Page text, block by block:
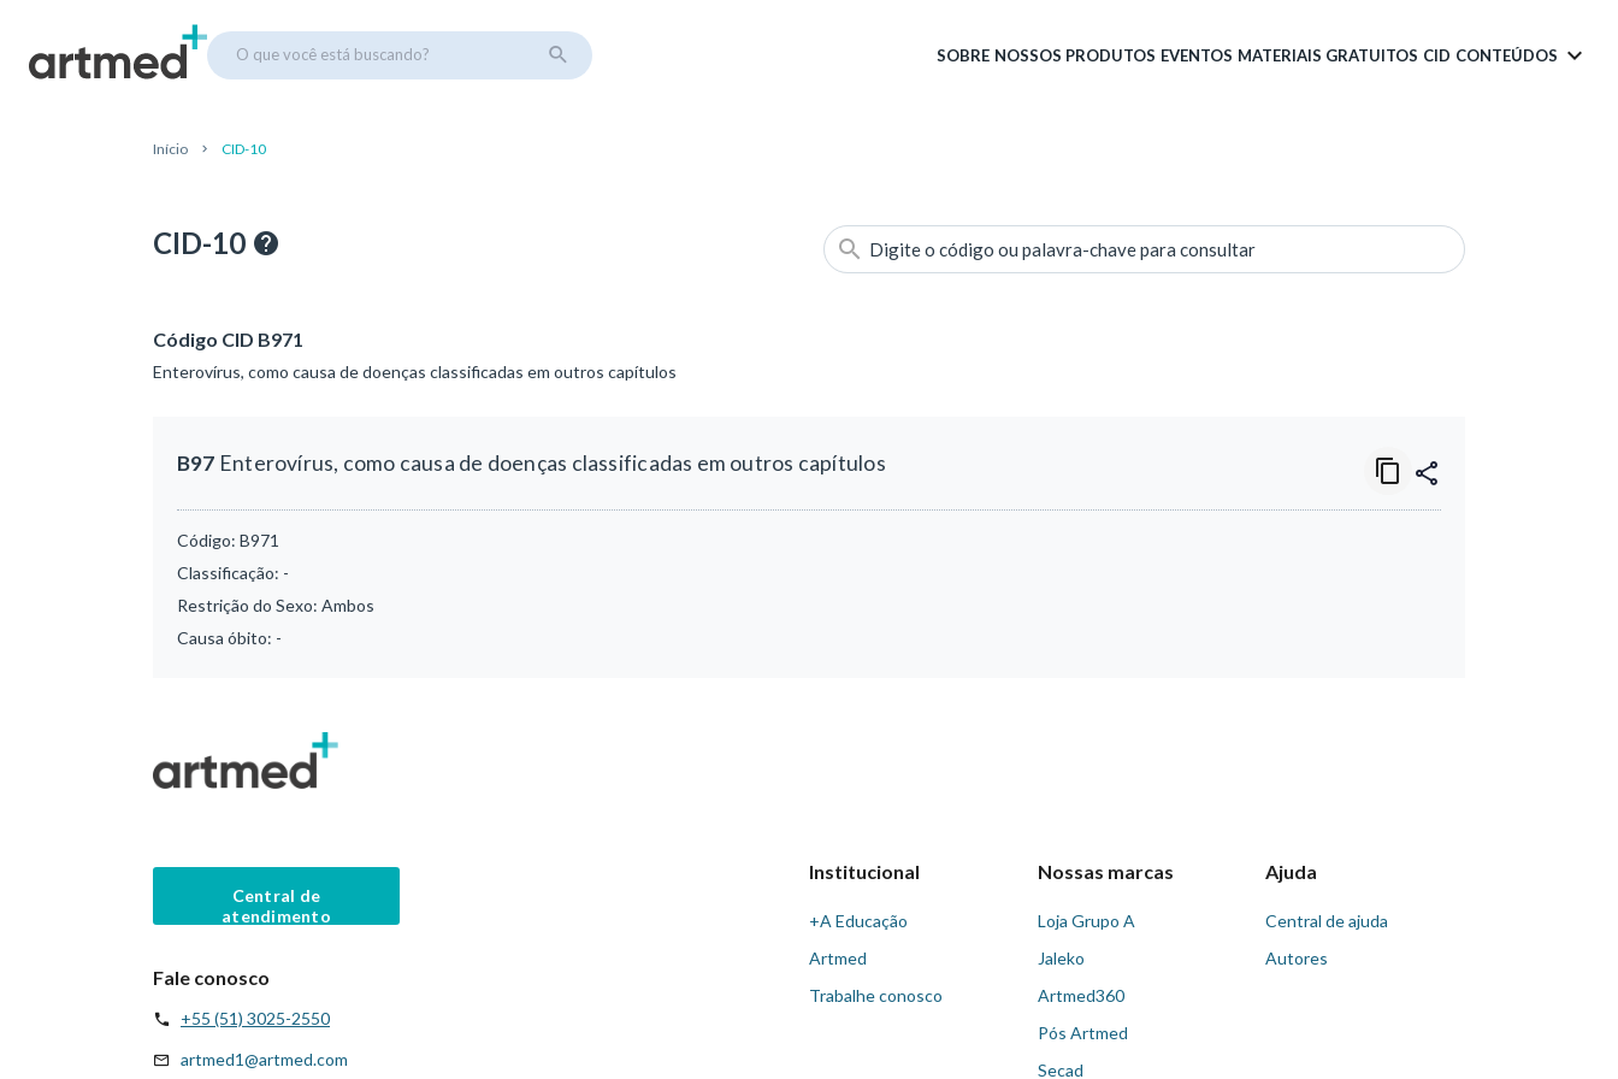
O que você está buscando? SOBRE NOSSOS PRODUTOS EVENTOS MATERIAIS GRATUITOS CID CONTEÚDOS
Início CID-10
CID-10 Digite o código ou palavra-chave para consultar
Código CID B971
Enterovírus, como causa de doenças classificadas em outros capítulos
B97 Enterovírus, como causa de doenças classificadas em outros capítulos
Código: B971
Classificação: -
Restrição do Sexo: Ambos
Causa óbito: -
Central de
atendimento
Fale conosco
+55 (51) 3025-2550
artmed1@artmed.com
Institucional
+A Educação
Artmed
Trabalhe conosco
Nossas marcas
Loja Grupo A
Jaleko
Artmed360
Pós Artmed
Secad
Ajuda
Central de ajuda
Autores